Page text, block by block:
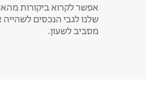
אפשר לקרוא ביקורות
שלנו לגבי הנכסים
מסביב לשעון.